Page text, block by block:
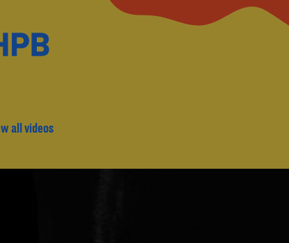
all videos